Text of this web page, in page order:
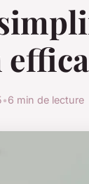
•6 min de lecture